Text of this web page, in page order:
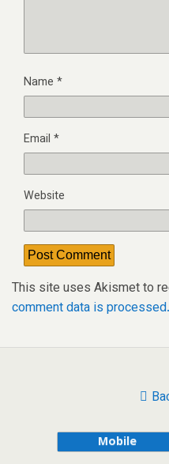
Name *
Email *
Website
This site uses Akismet to
comment data is processed.
Mobile